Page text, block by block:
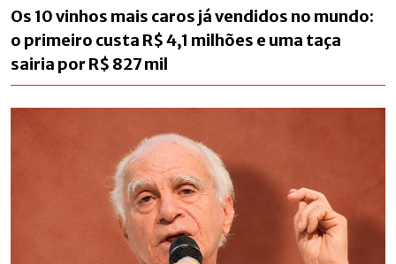
Os 10 vinhos mais caros já vendidos no mundo:
o primeiro custa R$ 4,1 milhões e uma taça
sairia por R$ 827 mil